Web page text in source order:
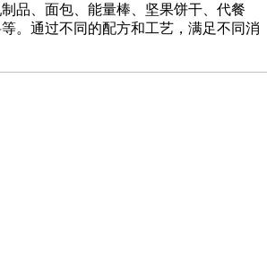
品、面包、能量棒、坚果饼干、代餐
。通过不同的配方和工艺，满足不同消